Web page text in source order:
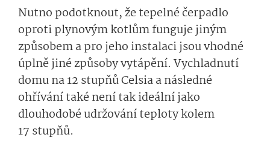
Nutno podotknout, že tepelné čerpadlo
oproti plynovým kotlům funguje jiným
způsobem a pro jeho instalaci jsou vhodné
úplně jiné způsoby vytápění. Vychladnutí
domu na 12 stupňů Celsia a následné
ohřívání také není tak ideální jako
dlouhodobé udržování teploty kolem
17 stupňů.